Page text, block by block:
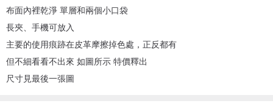
布面內裡乾淨 單層和兩個小口袋
長夾、手機可放入
主要的使用痕跡在皮革摩擦掉色處，正反都有
但不細看看不出來 如圖所示 特價釋出
尺寸見最後一張圖